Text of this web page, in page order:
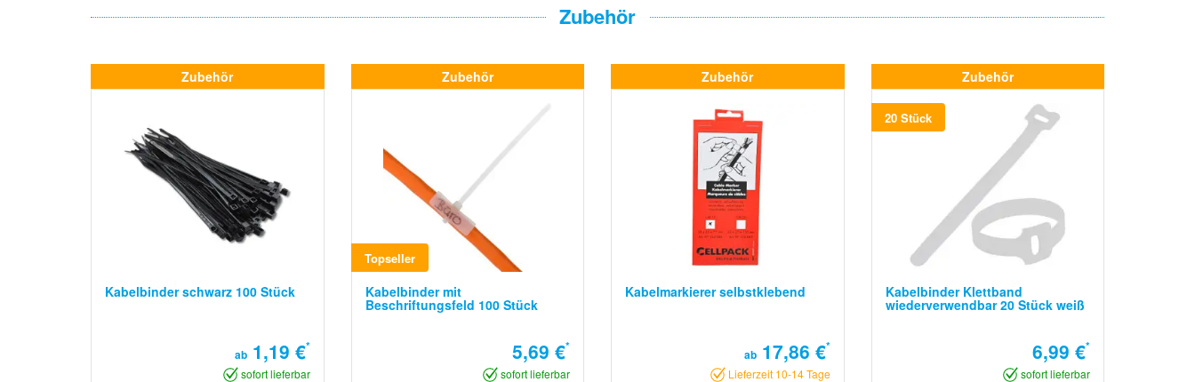
Zubehör
Zubehör
Kabelbinder schwarz 100 Stück
ab1,19 €*
sofort lieferbar
Zubehör
Topseller
Kabelbinder mit
Beschriftungsfeld 100 Stück
5,69 €*
sofort lieferbar
Zubehör
Kabelmarkierer selbstklebend
ab17,86 €*
Lieferzeit 10-14 Tage
Zubehör
20 Stück
Kabelbinder Klettband
wiederverwendbar 20 Stück weiß
6,99 €*
sofort lieferbar